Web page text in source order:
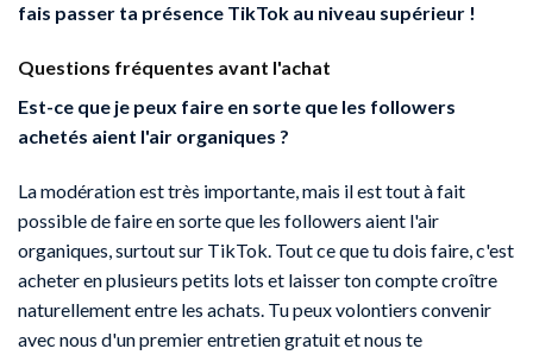
fais passer ta présence TikTok au niveau supérieur !
Questions fréquentes avant l'achat
Est-ce que je peux faire en sorte que les followers
achetés aient l'air organiques ?
La modération est très importante, mais il est tout à fait
possible de faire en sorte que les followers aient l'air
organiques, surtout sur TikTok. Tout ce que tu dois faire, c'est
acheter en plusieurs petits lots et laisser ton compte croître
naturellement entre les achats. Tu peux volontiers convenir
avec nous d'un premier entretien gratuit et nous te